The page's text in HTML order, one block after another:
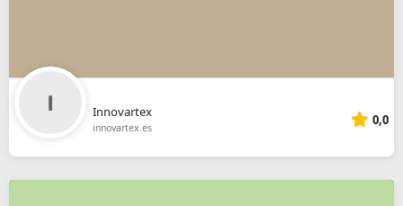
Innovartex
innovartex.es 0,0